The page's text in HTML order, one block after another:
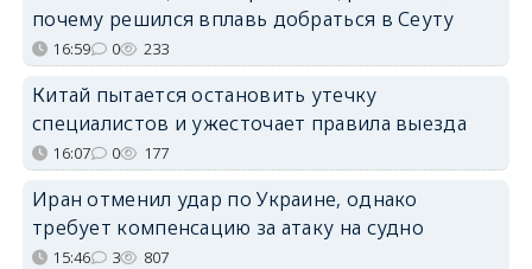
почему решился вплавь добраться в Сеуту
16:59 0 233
Китай пытается остановить утечку
специалистов и ужесточает правила выезда
16:07 0 177
Иран отменил удар по Украине, однако
требует компенсацию за атаку на судно
15:46 3 807